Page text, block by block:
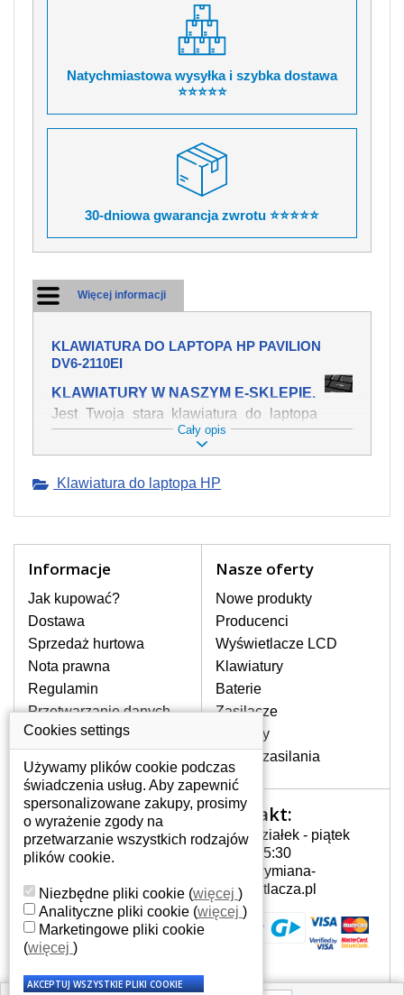
Natychmiastowa wysyłka i szybka dostawa
⭐⭐⭐⭐⭐
30-dniowa gwarancja zwrotu ⭐⭐⭐⭐⭐
Więcej informacji
KLAWIATURA DO LAPTOPA HP PAVILION
DV6-2110EI
KLAWIATURY W NASZYM E-SKLEPIE.
Jest Twoja stara klawiatura do laptopa
HP Pavilion dv6-2110ei mechanicznie
uszkodzona, polałeś ją płynem, który
swojej pozycji? Kup nową klawiaturę,
Oferujemy oryginalne klawiatury w
stronie internetowej ją znajdziesz za
pomocy wyszukiwarki. Wystarczy znać
model laptopa. Przy każdej klawiaturze
nie może brakować szczególowe zdjęcie
do aktualnego stanu naszego magazynu.
W JAKI SPOSÓB MOŻE SIĘ
PRZEJAWIAĆ USTERKA
Częstymi objawami są pomijanie liter
czy wyświetlanie innych liter oraz
dublowanie tych samych znaków. W
przypadku podlicia klawisze nie
powrócą do pierwotnej pozycji. Albo
też uszkodzenie mechaniczne, np.
JAK TO DZIAŁA?
Klawiatura składa się z kilku
warstw folii, z których przewodzą
przewodzące warstwy.
Cały opis
Klawiatura do laptopa HP
Informacje
Jak kupować?
Dostawa
Sprzedaż hurtowa
Nota prawna
Regulamin
Przetwarzanie danych
osobowych
Gdzie nas znajdziesz
Nasze oferty
Nowe produkty
Producenci
Wyświetlacze LCD
Klawiatury
Baterie
Zasilacze
Zawiasy
Złącza zasilania
Twoje konto
Twoje konto
Dane osobowe
Adresy
Historia zamówień
Kontakt:
Poniedziałek - piątek
7:00 - 15:30
info@wymiana-
wyswietlacza.pl
Cookies settings
Używamy plików cookie podczas
świadczenia usług. Aby zapewnić
spersonalizowane zakupy, prosimy
o wyrażenie zgody na
przetwarzanie wszystkich rodzajów
plików cookie.
Niezbędne pliki cookie (więcej )
Analityczne pliki cookie (więcej )
Marketingowe pliki cookie
(więcej )